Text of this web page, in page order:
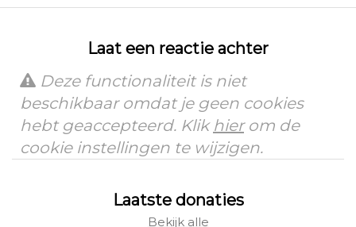
Laat een reactie achter
Deze functionaliteit is niet
beschikbaar omdat je geen cookies
hebt geaccepteerd. Klik hierom de
cookie instellingen te wijzigen.
Laatste donaties
Bekijk alle